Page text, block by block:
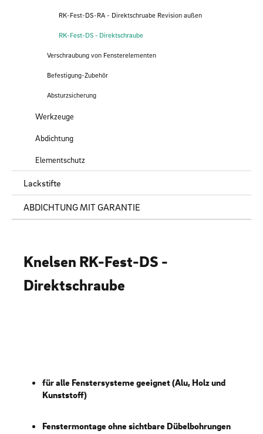
RK-Fest-DS-RA - Direktschruabe Revision außen
RK-Fest-DS - Direktschraube
Verschraubung von Fensterelementen
Befestigung-Zubehör
Absturzsicherung
Werkzeuge
Abdichtung
Elementschutz
Lackstifte
ABDICHTUNG MIT GARANTIE
Knelsen RK-Fest-DS -
Direktschraube
für alle Fenstersysteme geeignet (Alu, Holz und
Kunststoff)
Fenstermontage ohne sichtbare Dübelbohrungen